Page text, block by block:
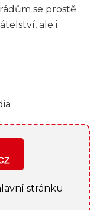
se prostě
ale i
stránku